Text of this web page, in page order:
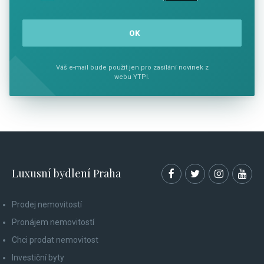
Váš e-mail bude použit jen pro zasílání novinek z
webu YTPI.
Luxusní bydlení Praha
Prodej nemovitostí
Pronájem nemovitostí
Chci prodat nemovitost
Investiční byty